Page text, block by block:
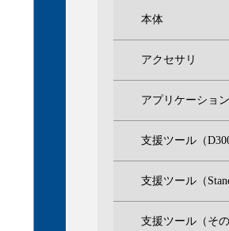
本体
アクセサリ
アプリケーション
支援ツール（
支援ツール（
支援ツール（その